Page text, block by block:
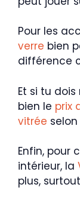
Pour les
verre bien
différence
Et si tu
bien le prix
vitrée
Enfin, pour
intérieur, la
plus,